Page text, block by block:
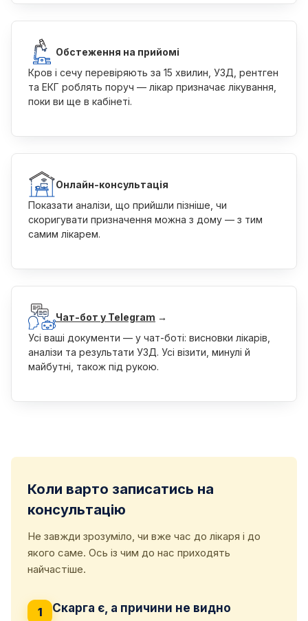
Обстеження на прийомі
Кров і сечу перевіряють за 15 хвилин, УЗД, рентген
та ЕКГ роблять поруч — лікар призначає лікування,
поки ви ще в кабінеті.
Онлайн-консультація
Показати аналізи, що прийшли пізніше, чи
скоригувати призначення можна з дому — з тим
самим лікарем.
Чат-бот у Telegram →
Усі ваші документи — у чат-боті: висновки лікарів,
аналізи та результати УЗД. Усі візити, минулі й
майбутні, також під рукою.
Коли варто записатись на
консультацію
Не завжди зрозуміло, чи вже час до лікаря і до
якого саме. Ось із чим до нас приходять
найчастіше.
1 Скарга є, а причини не видно